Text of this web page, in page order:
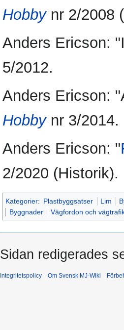
Hobbynr 2/2008
Anders Ericson:
5/2012.
Anders Ericson:
Hobbynr 3/2014.
Anders Ericson: "
2/2020 (Historik).
Kategorier: Plastbyggsatser Lim
Byggnader
Vägfordon och
Sidan redigerades
Integritetspolicy Om Svensk MJ-Wiki